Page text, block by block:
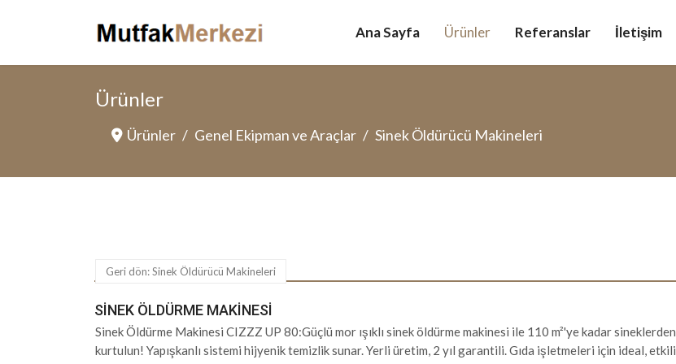
Ana Sayfa Ürünler Referanslar İletişim
Ürünler
Ürünler Genel Ekipman ve Araçlar Sinek Öldürücü Makineleri
Geri dön: Sinek Öldürücü Makineleri
SINEK ÖLDÜRME MAKINESI
Sinek Öldürme Makinesi CIZZZ UP 80:Güçlü mor ışıklı sinek öldürme makinesi ile 110 m²'ye kadar sineklerden
kurtulun! Yapışkanlı sistemi hijyenik temizlik sunar. Yerli üretim, 2 yıl garantili. Gıda işletmeleri için ideal, etkili